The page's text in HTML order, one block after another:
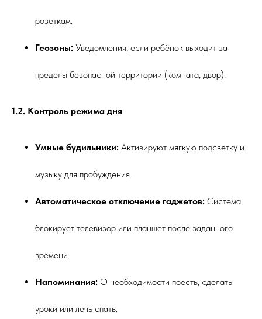
розеткам.
Геозоны: Уведомления, если ребёнок выходит за
пределы безопасной территории (комната, двор).
1.2. Контроль режима дня
Умные будильники: Активируют мягкую подсветку и
музыку для пробуждения.
Автоматическое отключение гаджетов: Система
блокирует телевизор или планшет после заданного
времени.
Напоминания: О необходимости поесть, сделать
уроки или лечь спать.